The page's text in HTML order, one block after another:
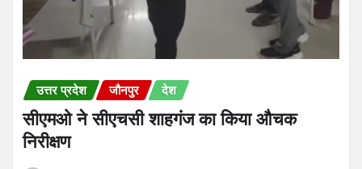
उत्तर प्रदेश जौनपुर देश
सीएमओ ने सीएचसी शाहगंज का किया औचक
निरीक्षण